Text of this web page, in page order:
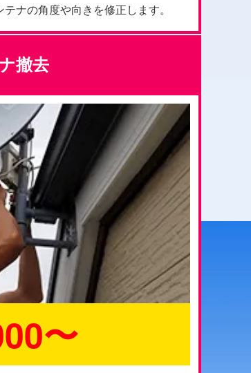
ナの角度や向きを修正します。
撤去
〜